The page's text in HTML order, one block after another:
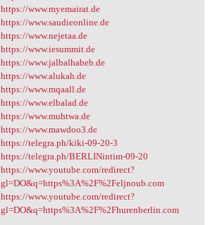
https://www.myemairat.de
https://www.saudieonline.de
https://www.nejetaa.de
https://www.iesummit.de
https://www.jalbalhabeb.de
https://www.alukah.de
https://www.mqaall.de
https://www.elbalad.de
https://www.muhtwa.de
https://www.mawdoo3.de
https://telegra.ph/kiki-09-20-3
https://telegra.ph/BERLINintim-09-20
https://www.youtube.com/redirect?
gl=DO&q=https%3A%2F%2Feljnoub.com
https://www.youtube.com/redirect?
gl=DO&q=https%3A%2F%2Fhurenberlin.com